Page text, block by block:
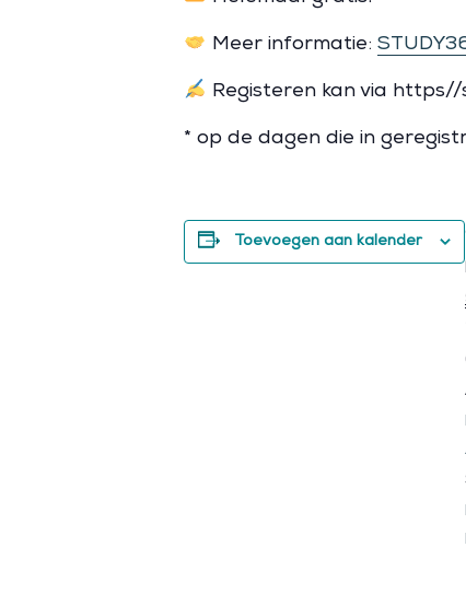
Meer informatie:
Registeren kan via
* op de dagen die in
Toevoegen aan kalender